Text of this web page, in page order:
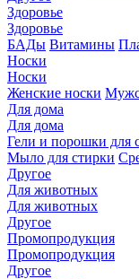
Здоровье
Здоровье
БАДы Витамины
Носки
Носки
Женские носки
Для дома
Для дома
Гели и порошки для
Мыло для стирки
Другое
Для животных
Для животных
Другое
Промопродукция
Промопродукция
Другое